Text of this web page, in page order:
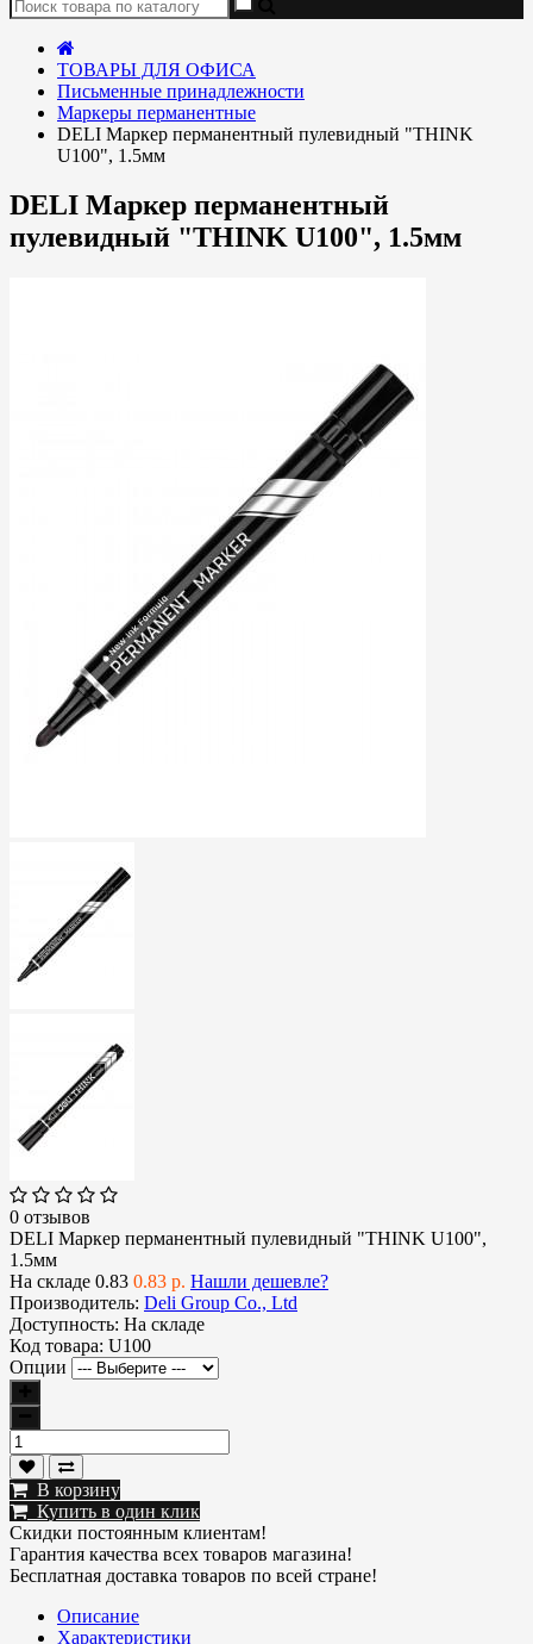
ТОВАРЫ ДЛЯ ОФИСА
Письменные принадлежности
Маркеры перманентные
DELI Маркер перманентный пулевидный "THINK
U100", 1.5мм
DELI Маркер перманентный
пулевидный "THINK U100", 1.5мм
0 отзывов
DELI Маркер перманентный пулевидный "THINK U100",
1.5мм
На складе 0.83 0.83 р. Нашли дешевле?
Производитель: Deli Group Co., Ltd
Доступность: На складе
Код товара: U100
Опции
В корзину
Купить в один клик
Скидки постоянным клиентам!
Гарантия качества всех товаров магазина!
Бесплатная доставка товаров по всей стране!
Описание
Характеристики